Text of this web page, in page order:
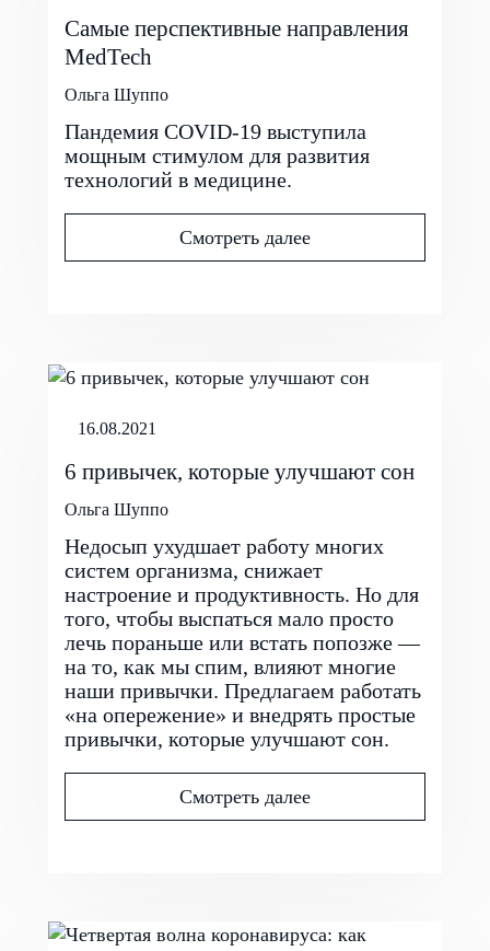
Самые перспективные направления
MedTech
Ольга Шуппо
Пандемия COVID-19 выступила
мощным стимулом для развития
технологий в медицине.
Смотреть далее
16.08.2021
6 привычек, которые улучшают сон
Ольга Шуппо
Недосып ухудшает работу многих
систем организма, снижает
настроение и продуктивность. Но для
того, чтобы выспаться мало просто
лечь пораньше или встать попозже —
на то, как мы спим, влияют многие
наши привычки. Предлагаем работать
«на опережение» и внедрять простые
привычки, которые улучшают сон.
Смотреть далее